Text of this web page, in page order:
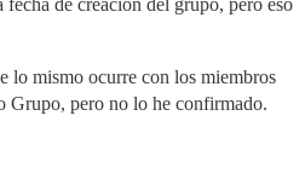
de creación del grupo, pero eso
lo mismo ocurre con los miembros
Grupo, pero no lo he confirmado.